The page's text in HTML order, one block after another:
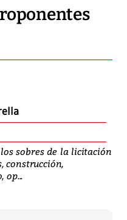
sobres de la licitación
construcción,
op...